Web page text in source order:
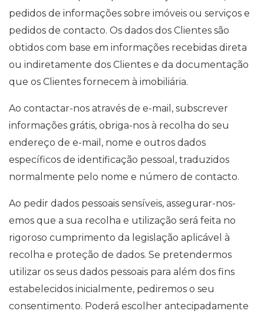
pedidos de informações sobre imóveis ou serviços e
pedidos de contacto. Os dados dos Clientes são
obtidos com base em informações recebidas direta
ou indiretamente dos Clientes e da documentação
que os Clientes fornecem à imobiliária.
Ao contactar-nos através de e-mail, subscrever
informações grátis, obriga-nos à recolha do seu
endereço de e-mail, nome e outros dados
específicos de identificação pessoal, traduzidos
normalmente pelo nome e número de contacto.
Ao pedir dados pessoais sensíveis, assegurar-nos-
emos que a sua recolha e utilização será feita no
rigoroso cumprimento da legislação aplicável à
recolha e proteção de dados. Se pretendermos
utilizar os seus dados pessoais para além dos fins
estabelecidos inicialmente, pediremos o seu
consentimento. Poderá escolher antecipadamente